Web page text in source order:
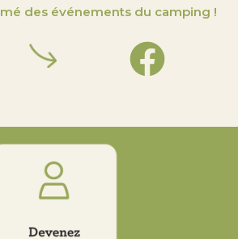
des événements du camping !
a